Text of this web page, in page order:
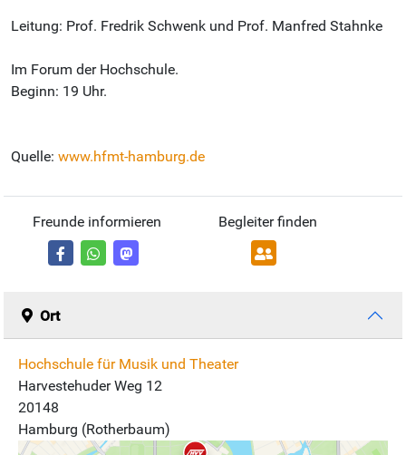
Leitung: Prof. Fredrik Schwenk und Prof. Manfred Stahnke
Im Forum der Hochschule.
Beginn: 19 Uhr.
Quelle: www.hfmt-hamburg.de
Freunde informieren Begleiter finden
Ort
Hochschule für Musik und Theater
Harvestehuder Weg 12
20148
Hamburg (Rotherbaum)